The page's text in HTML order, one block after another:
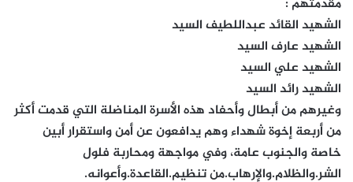
الشهيد القائد عبداللطيف السيد
الشهيد عارف السيد
الشهيد علي السيد
الشهيد رائد السيد
وغيرهم من أبطال وأحفاد هذه الأسرة المناضلة التي قدمت أكثر
من أربعة إخوة شهداء وهم يدافعون عن أمن واستقرار أبين
خاصة والجنوب عامة، وفي مواجهة ومحاربة فلول
الشر.والظلام.والإرهاب.من تنظيم.القاعدة.وأعوانه.